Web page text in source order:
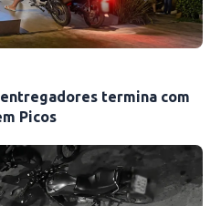
termina com
Picos